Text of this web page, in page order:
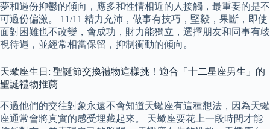
夢和過份抑鬱的傾向，應多和性情相近的人接觸，最重要的是不
可過份偏激。 11/11 精力充沛，做事有技巧，堅毅，果斷，即使
面對困難也不改變，會成功，財力能獨立，選擇朋友和同事有歧
視待遇，並經常相當保留，抑制衝動的傾向。
天蠍座生日: 聖誕節交換禮物這樣挑！適合「十二星座男生」的
聖誕禮物推薦
不過他們的交往對象永遠不會知道天蠍座有這種想法，因為天蠍
座通常會將真實的感受埋藏起來。 天蠍座要花上一段時間才能